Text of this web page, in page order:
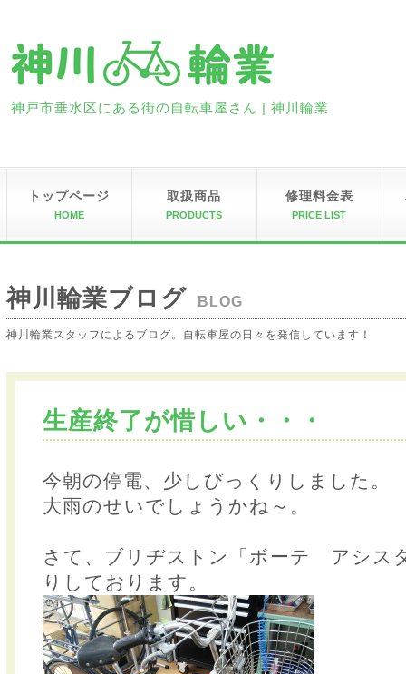
神戸市垂水区にある街の自転車屋さん | 神川輪業
トップページ
HOME
取扱商品
PRODUCTS
修理料金表
PRICE LIST
神川輪業ブログ BLOG
神川輪業スタッフによるブログ。自転車屋の日々を発信しています！
生産終了が惜しい・・・
今朝の停電、少しびっくりしました。
大雨のせいでしょうかね～。
さて、ブリヂストン「ボーテ アシス
りしております。